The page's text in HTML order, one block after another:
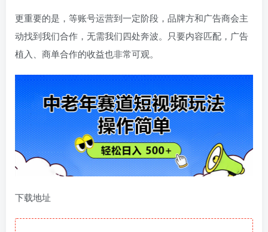
更重要的是，等账号运营到一定阶段，品牌方和广告商会主
动找到我们合作，无需我们四处奔波。只要内容匹配，广告
植入、商单合作的收益也非常可观。
下载地址